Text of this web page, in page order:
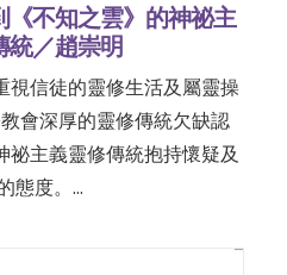
不知之雲》的神祕主
統／趙崇明
視信徒的靈修生活及屬靈操
會深厚的靈修傳統欠缺認
祕主義靈修傳統抱持懷疑及
態度。…